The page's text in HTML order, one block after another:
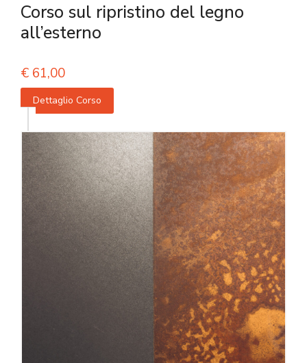
Corso sul ripristino del legno
all’esterno
€ 61,00
Dettaglio Corso